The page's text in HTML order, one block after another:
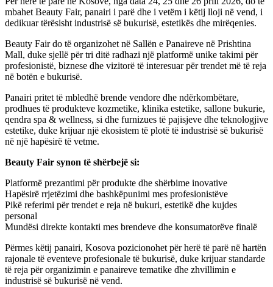
mbahet Beauty Fair, panairi i parë dhe i vetëm i këtij lloji në vend, i
dedikuar tërësisht industrisë së bukurisë, estetikës dhe mirëqenies.
Beauty Fair do të organizohet në Sallën e Panaireve në Prishtina
Mall, duke sjellë për tri ditë radhazi një platformë unike takimi për
profesionistë, biznese dhe vizitorë të interesuar për trendet më të reja
në botën e bukurisë.
Panairi pritet të mbledhë brende vendore dhe ndërkombëtare,
prodhues të produkteve kozmetike, klinika estetike, sallone bukurie,
qendra spa & wellness, si dhe furnizues të pajisjeve dhe teknologjive
estetike, duke krijuar një ekosistem të plotë të industrisë së bukurisë
në një hapësirë të vetme.
Beauty Fair synon të shërbejë si:
Platformë prezantimi për produkte dhe shërbime inovative
Hapësirë rrjetëzimi dhe bashkëpunimi mes profesionistëve
Pikë referimi për trendet e reja në bukuri, estetikë dhe kujdes
personal
Mundësi direkte kontakti mes brendeve dhe konsumatorëve finalë
Përmes këtij panairi, Kosova pozicionohet për herë të parë në hartën
rajonale të eventeve profesionale të bukurisë, duke krijuar standarde
të reja për organizimin e panaireve tematike dhe zhvillimin e
industrisë së bukurisë në vend.